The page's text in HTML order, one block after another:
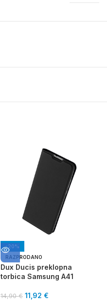
-20%
RAZPRODANO
Dux Ducis preklopna
torbica Samsung A41
14,90€ 11,92 €